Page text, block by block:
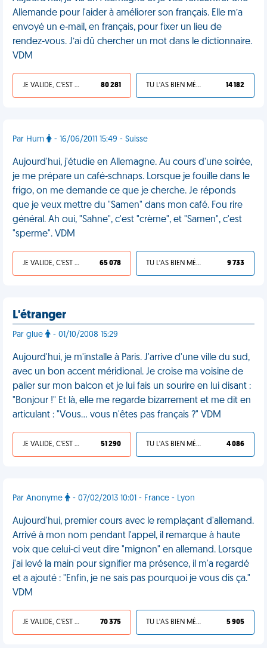
Allemande pour l'aider à améliorer son français. Elle m’a
envoyé un e-mail, en français, pour fixer un lieu de
rendez-vous. J’ai dû chercher un mot dans le dictionnaire.
VDM
JE VALIDE, C'EST UNE VDM 80 281 TU L'AS BIEN MÉRITÉ 14 182
Par Hum - 16/06/2011 15:49 - Suisse
Aujourd'hui, j'étudie en Allemagne. Au cours d'une soirée,
je me prépare un café-schnaps. Lorsque je fouille dans le
frigo, on me demande ce que je cherche. Je réponds
que je veux mettre du "Samen" dans mon café. Fou rire
général. Ah oui, "Sahne", c'est "crème", et "Samen", c'est
"sperme". VDM
JE VALIDE, C'EST UNE VDM 65 078 TU L'AS BIEN MÉRITÉ 9 733
L'étranger
Par glue - 01/10/2008 15:29
Aujourd'hui, je m'installe à Paris. J'arrive d'une ville du sud,
avec un bon accent méridional. Je croise ma voisine de
palier sur mon balcon et je lui fais un sourire en lui disant :
"Bonjour !" Et là, elle me regarde bizarrement et me dit en
articulant : "Vous... vous n'êtes pas français ?" VDM
JE VALIDE, C'EST UNE VDM 51 290 TU L'AS BIEN MÉRITÉ 4 086
Par Anonyme - 07/02/2013 10:01 - France - Lyon
Aujourd'hui, premier cours avec le remplaçant d'allemand.
Arrivé à mon nom pendant l'appel, il remarque à haute
voix que celui-ci veut dire "mignon" en allemand. Lorsque
j'ai levé la main pour signifier ma présence, il m'a regardé
et a ajouté : "Enfin, je ne sais pas pourquoi je vous dis ça."
VDM
JE VALIDE, C'EST UNE VDM 70 375 TU L'AS BIEN MÉRITÉ 5 905